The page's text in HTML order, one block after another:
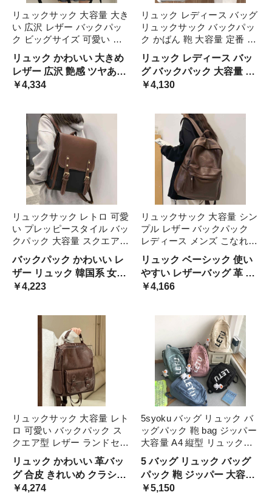
リュックサック 大容量 大き
い 広沢 レザー バックパッ
ク ビッグサイズ 可愛い 韓
国系 レディース リュック
黒 白 ピンク 無地 高校生 大
学生 学校 通学 部活 旅行 フ
ァスナー スクールバッグ
リュック かわいい 大きめ
レザー 広沢 艶感 ツヤあり
レトロ 学生 カバン 革バッ
利 使いやすい たくさん入
る でかい 使いやすい
￥4,334
リュック レディース バッグ
リュックサック バックパッ
ク かばん 鞄 大容量 定番 シ
ンプル スタンダード 収納力
ラウンド型 外ポケット 内ポ
ケット カジュアル PU レザ
ー ボーイッシ きれいめ
リュック レディース バッ
グ バックパック 大容量 シ
ンプル ラウンド型 シンプ
学生 黒 白 レザー 軽量 通勤
4 おしゃれ 大人 小さめ
￥4,130
リュックサック レトロ 可愛
い プレッピースタイル バッ
クパック 大容量 スクエア型
ランドセル風 韓国系 高校生
大学生 通学 学校 スクール
バック かぶせ バイカラー
ブラック 茶色 ブラウン 黒
バックパック かわいい レ
ザー リュック 韓国系 女子
四角 縦型 カチッと 英国風
ク 合皮 映える 女の子 収納
力 カチッと 習い事 塾
￥4,223
リュックサック 大容量 シン
プル レザー バックパック
レディース メンズ こなれ感
韓国系 合皮 革バッグ 黒 ブ
ラック 茶色 ブラウン 無地
光沢 艶感 柔らかい 大学生
通学 学校 ソフトレザー
リュック ベーシック 使い
やすい レザーバッグ 革 大
きい ラージ ビッグサイズ
女性用 マチが広い ユニセ
ックス ナップザック やわ
￥4,166
リュックサック 大容量 レト
ロ 可愛い バックパック ス
クエア型 レザー ランドセル
風 黒 ブラック 茶色 無地 高
校生 大学生 通学 学校 スク
ールバッグ こなれ感 通勤
仕事 大き ヴィンテージ感
リュック かわいい 革バッ
グ 合皮 きれいめ クラシカ
ル カレッジバッグ ファス
￥4,274
5syoku バッグ リュック バ
ッグパック 鞄 bag ジッパー
大容量 A4 縦型 リュックサ
ック レディース 女の子 レ
トロ かわいい ロゴ 英字 韓
国っぽ 緑 白 クリーム オフ
ホワ グリーン
5 バッグ リュック バッグ
パック 鞄 ジッパー 大容量
4 縦型 リュックサック レ
￥5,150